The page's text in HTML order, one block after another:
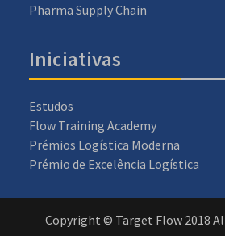
Pharma Supply Chain
Iniciativas
Estudos
Flow Training Academy
Prémios Logística Moderna
Prémio de Excelência Logística
Copyright © Target Flow 2018